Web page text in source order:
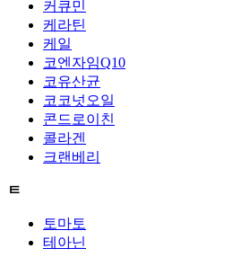
커큐민
케라틴
케일
코엔자임Q10
코유산균
코코넛오일
콘드로이친
콜라겐
크랜베리
ㅌ
토마토
테아닌